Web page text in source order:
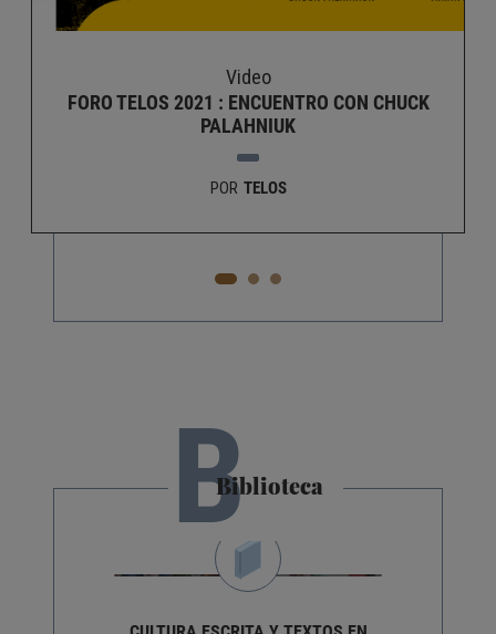
Video
FORO TELOS 2021 : ENCUENTRO CON CHUCK
PALAHNIUK
POR TELOS
BBiblioteca